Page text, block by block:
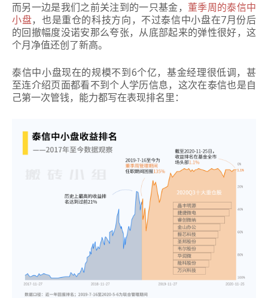
而另一边是我们之前关注到的一只基金， 董季周的泰信中
小盘，也是重仓的科技方向，不过泰信中小盘在7月份后
的回撤幅度没诺安那么夸张，从底部起来的弹性很好，这
个月净值还创了新高。
泰信中小盘现在的规模不到6个亿，基金经理很低调，甚
至连介绍页面都看不到个人学历信息，这次在泰信也是自
己第一次管钱，能力都写在表现排名里：